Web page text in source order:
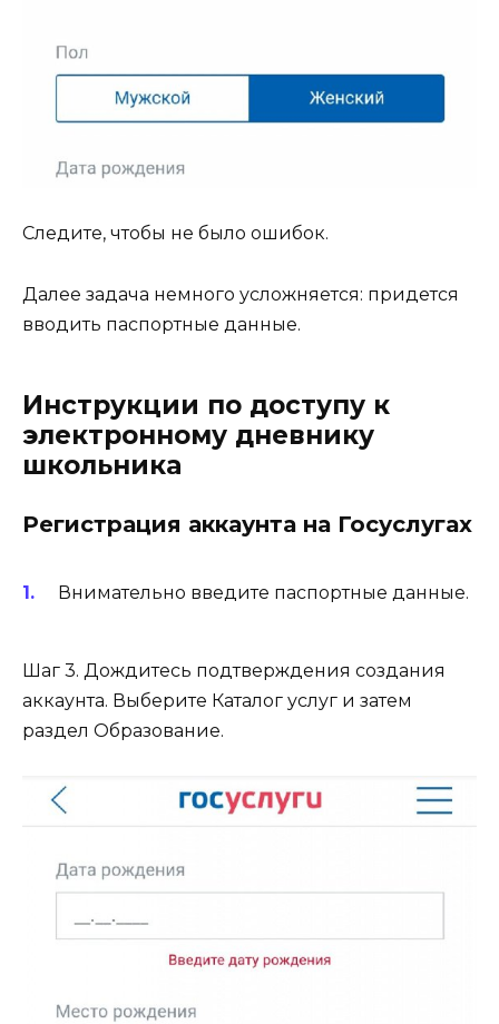
Следите, чтобы не было ошибок.
Далее задача немного усложняется: придется
вводить паспортные данные.
Инструкции по доступу к
электронному дневнику
школьника
Регистрация аккаунта на Госуслугах
Внимательно введите паспортные данные.
Шаг 3. Дождитесь подтверждения создания
аккаунта. Выберите Каталог услуг и затем
раздел Образование.